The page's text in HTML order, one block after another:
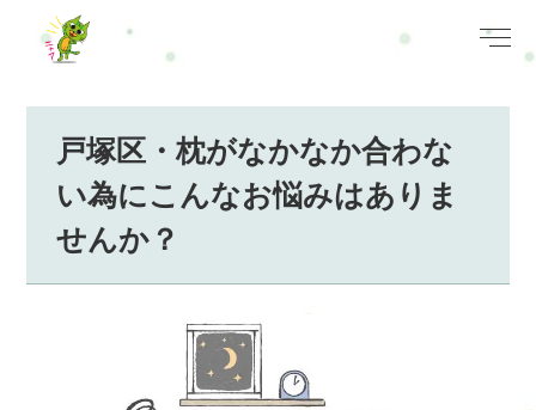
戸塚区・枕がなかなか合わな
い為にこんなお悩みはありま
せんか？